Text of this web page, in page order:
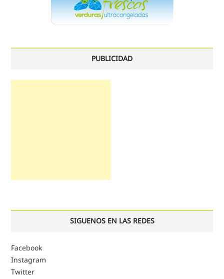
PUBLICIDAD
SIGUENOS EN LAS REDES
Facebook
Instagram
Twitter